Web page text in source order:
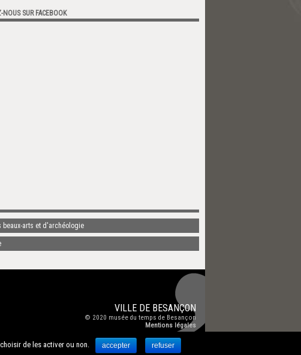
NOUS SUR FACEBOOK
beaux-arts et d'archéologie
VILLE DE BESANÇON
© 2020 musée du temps de Besançon
Mentions légales
de les activer ou non. accepter refuser